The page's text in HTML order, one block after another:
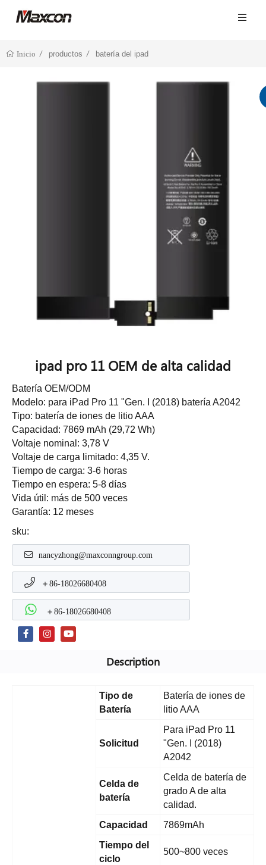
Inicio productos batería del ipad
ipad pro 11 OEM de alta calidad
Batería OEM/ODM
Modelo: para iPad Pro 11 "Gen. I (2018) batería A2042
Tipo: batería de iones de litio AAA
Capacidad: 7869 mAh (29,72 Wh)
Voltaje nominal: 3,78 V
Voltaje de carga limitado: 4,35 V.
Tiempo de carga: 3-6 horas
Tiempo en espera: 5-8 días
Vida útil: más de 500 veces
Garantía: 12 meses
sku:
nancyzhong@maxconngroup.com
＋86-18026680408
＋86-18026680408
Description
Tipo de
Batería
Batería de iones de
litio AAA
Solicitud
Para iPad Pro 11
"Gen. I (2018)
A2042
Celda de
batería
Celda de batería de
grado A de alta
calidad.
Capacidad
7869mAh
Tiempo del
ciclo
500~800 veces